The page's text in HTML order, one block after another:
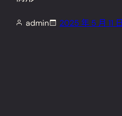
admin 2025 年 5 月 11 日